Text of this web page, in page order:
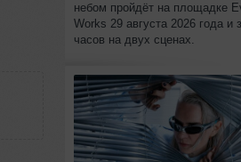
небом пройдёт на площадке
Works 29 августа 2026 года и
часов на двух сценах.